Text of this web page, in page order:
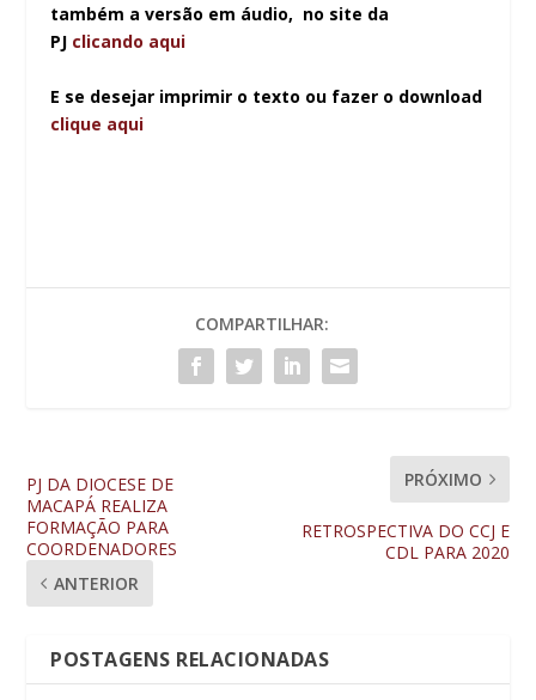
também a versão em áudio, no site da
PJ clicando aqui
E se desejar imprimir o texto ou fazer o download
clique aqui
COMPARTILHAR:
PJ DA DIOCESE DE
MACAPÁ REALIZA
FORMAÇÃO PARA
COORDENADORES
ANTERIOR
PRÓXIMO
RETROSPECTIVA DO CCJ E
CDL PARA 2020
POSTAGENS RELACIONADAS